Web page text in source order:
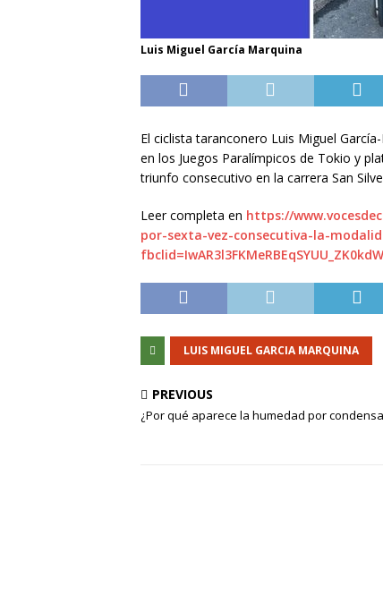
Luis Miguel García Marquina
El ciclista taranconero Luis Miguel
en los Juegos Paralímpicos de Tokio y
triunfo consecutivo en la carrera San
Leer completa en https://
por-sexta-vez-consecutiva-la-
LUIS MIGUEL GARCIA MARQUINA
PREVIOUS
¿Por qué aparece la humedad por